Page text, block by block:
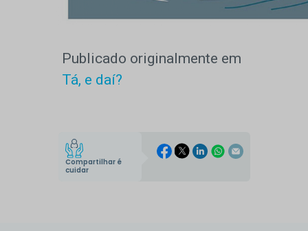
Publicado originalmente em
Tá, e daí?
Compartilhar é
cuidar